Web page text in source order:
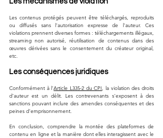
Les contenus protégés peuvent être téléchargés, reproduits
ou diffusés sans l'autorisation expresse de l'auteur. Ces
violations prennent diverses formes : téléchargements illégaux,
streaming non autorisé, réutilisation de contenus dans des
œuvres dérivées sans le consentement du créateur original,
etc.
Les conséquences juridiques
Conformément à l'Article L335-2 du CPI, la violation des droits
d'auteur est un délit. Les contrevenants s'exposent à des
sanctions pouvant inclure des amendes conséquentes et des
peines d'emprisonnement.
En conclusion, comprendre la montée des plateformes de
contenu en ligne et la manière dont elles interagissent avec le